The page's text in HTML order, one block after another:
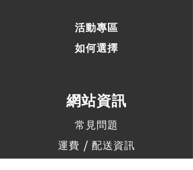
活動專區
如何選擇
​網站資訊
常見問題
運費 / 配送資訊